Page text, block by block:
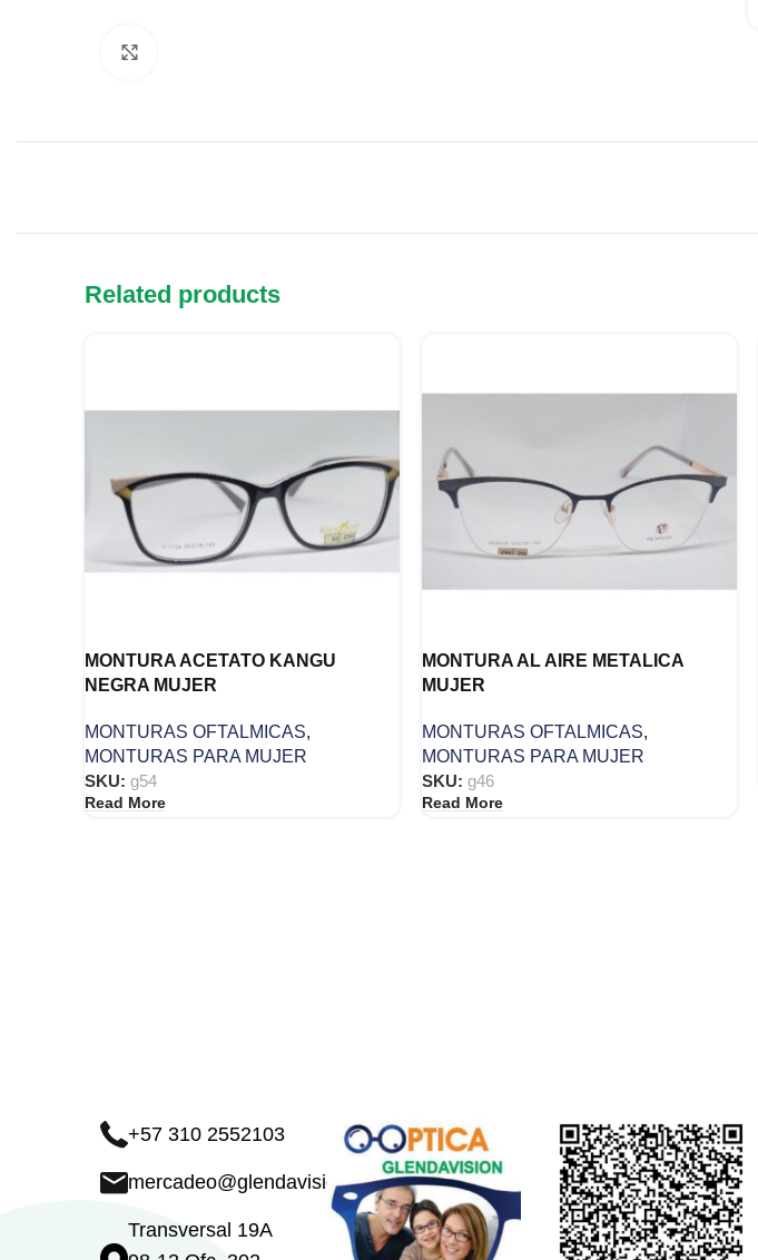
Related products
MONTURA ACETATO KANGU
NEGRA MUJER
MONTURAS OFTALMICAS,
MONTURAS PARA MUJER
SKU: g54
Read More
MONTURA AL AIRE METALICA
MUJER
MONTURAS OFTALMICAS,
MONTURAS PARA MUJER
SKU: g46
Read More
+57 310 2552103
mercadeo@glendavision.com
Transversal 19A